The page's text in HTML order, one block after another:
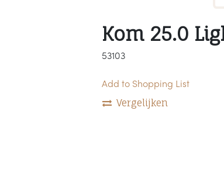
Kom 25.0
53103
Add to Shopping List
Vergelijken